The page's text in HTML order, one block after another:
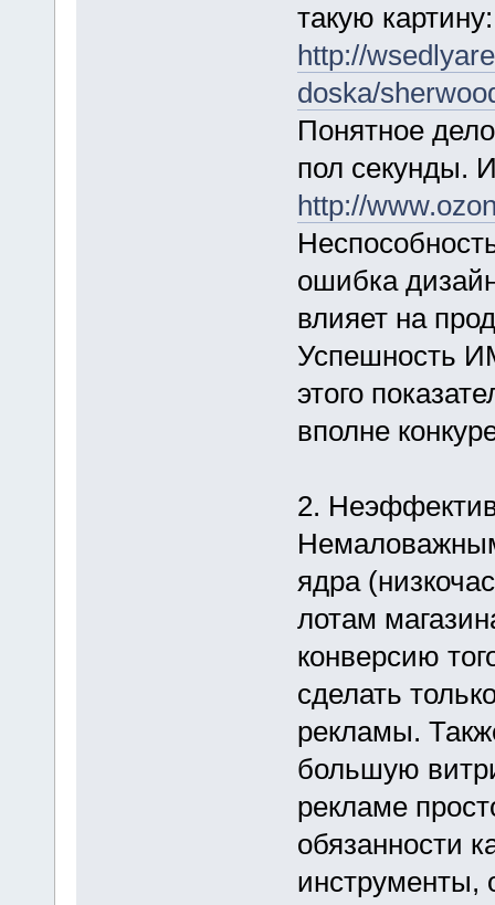
такую картину:
http://
doska/
Понятное
пол секунды.
http://
ошибка
влияет на
Успешность
этого
вполне
2.
ядра
лотам
конверсию
сделать
рекламы.
большую
рекламе
обязанности
инструменты,